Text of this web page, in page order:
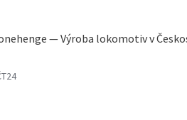
— Výroba lokomotiv v